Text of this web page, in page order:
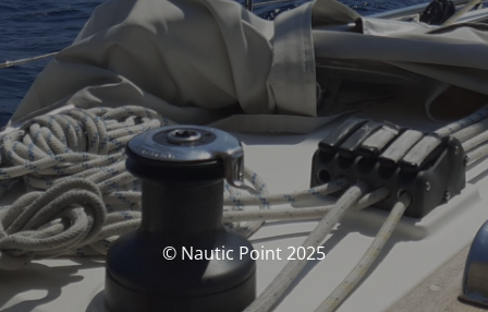
© Nautic Point 2025